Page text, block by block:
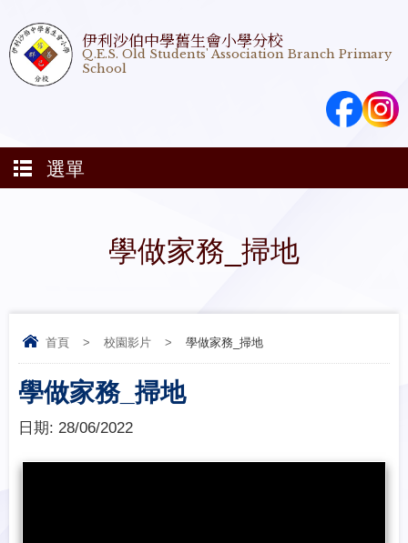
伊利沙伯中學舊生會小學分校
Q.E.S. Old Students' Association Branch Primary
School
選單
學做家務_掃地
首頁 > 校園影片 > 學做家務_掃地
學做家務_掃地
日期: 28/06/2022